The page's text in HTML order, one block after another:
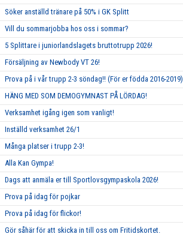
Söker anställd tränare på 50% i GK Splitt
Vill du sommarjobba hos oss i sommar?
5 Splittare i juniorlandslagets bruttotrupp 2026!
Försäljning av Newbody VT 26!
Prova på i vår trupp 2-3 söndag!! (För er födda 2016-2019)
HÄNG MED SOM DEMOGYMNAST PÅ LÖRDAG!
Verksamhet igång igen som vanligt!
Inställd verksamhet 26/1
Många platser i trupp 2-3!
Alla Kan Gympa!
Dags att anmäla er till Sportlovsgympaskola 2026!
Prova på idag för pojkar
Prova på idag för flickor!
Gör såhär för att skicka in till oss om Fritidskortet.